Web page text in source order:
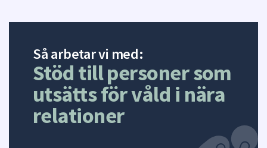
Så arbetar vi med:
Stöd till personer som
utsätts för våld i nära
relationer